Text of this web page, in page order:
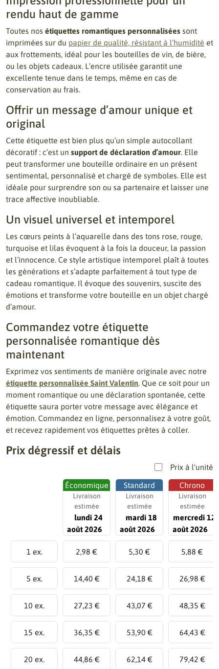
rendu haut de gamme
Toutes nos étiquettes romantiques personnalisées sont
imprimées sur du papier de qualité, résistant à l’humidité et
aux frottements, idéal pour les bouteilles de vin, de bière,
ou les objets cadeaux. L’encre utilisée garantit une
excellente tenue dans le temps, même en cas de
conservation au frais.
Offrir un message d’amour unique et
original
Cette étiquette est bien plus qu’un simple autocollant
décoratif : c’est un support de déclaration d’amour. Elle
peut transformer une bouteille ordinaire en un présent
sentimental, personnalisé et chargé de symboles. Elle est
idéale pour surprendre son ou sa partenaire et laisser une
trace affective inoubliable.
Un visuel universel et intemporel
Les cœurs peints à l’aquarelle dans des tons rose, rouge,
turquoise et lilas évoquent à la fois la douceur, la passion
et l’innocence. Ce style artistique intemporel plaît à toutes
les générations et s’adapte parfaitement à tout type de
cadeau romantique. Il évoque des souvenirs, suscite des
émotions et transforme votre bouteille en un objet chargé
d’amour.
Commandez votre étiquette
personnalisée romantique dès
maintenant
Exprimez vos sentiments de manière originale avec notre
étiquette personnalisée Saint Valentin. Que ce soit pour un
moment romantique ou une déclaration spontanée, cette
étiquette saura porter votre message avec élégance et
émotion. Commandez en ligne, personnalisez à votre goût,
et recevez rapidement vos étiquettes prêtes à coller.
Prix dégressif et délais
Prix à l'unité
Économique
Livraison
estimée
lundi 24
août 2026
Standard
Livraison
estimée
mardi 18
août 2026
Chrono
Livraison
estimée
mercredi 12
août 2026
1 ex. 2,98 € 5,30 € 5,88 €
5 ex. 14,40 € 24,18 € 26,98 €
10 ex. 27,23 € 43,07 € 48,35 €
15 ex. 36,35 € 53,90 € 64,43 €
20 ex. 44,86 € 62,14 € 79,42 €